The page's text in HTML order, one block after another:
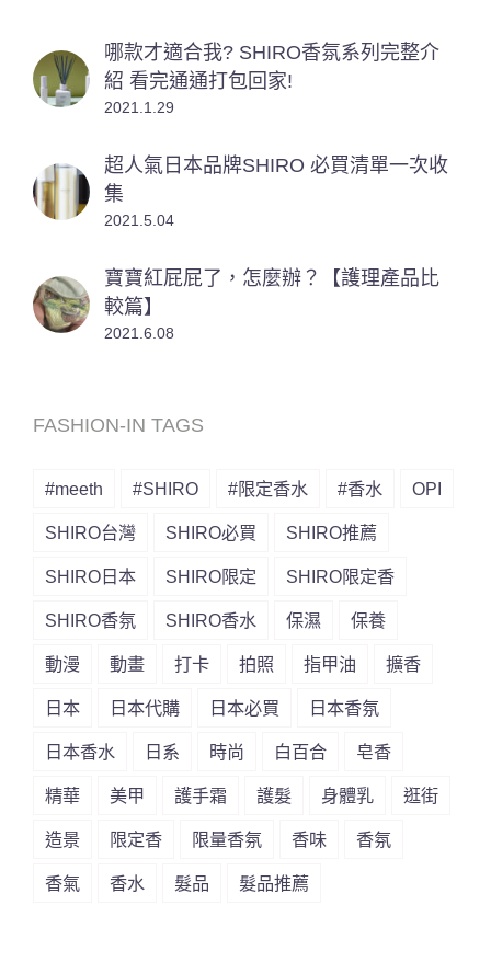
哪款才適合我? SHIRO香氛系列完整介
紹 看完通通打包回家!
2021.1.29
超人氣日本品牌SHIRO 必買清單一次收
集
2021.5.04
寶寶紅屁屁了，怎麼辦？【護理產品比
較篇】
2021.6.08
FASHION-IN TAGS
#meeth #SHIRO #限定香水 #香水 OPI
SHIRO台灣 SHIRO必買 SHIRO推薦
SHIRO日本 SHIRO限定 SHIRO限定香
SHIRO香氛 SHIRO香水 保濕 保養
動漫 動畫 打卡 拍照 指甲油 擴香
日本 日本代購 日本必買 日本香氛
日本香水 日系 時尚 白百合 皂香
精華 美甲 護手霜 護髮 身體乳 逛街
造景 限定香 限量香氛 香味 香氛
香氣 香水 髮品 髮品推薦